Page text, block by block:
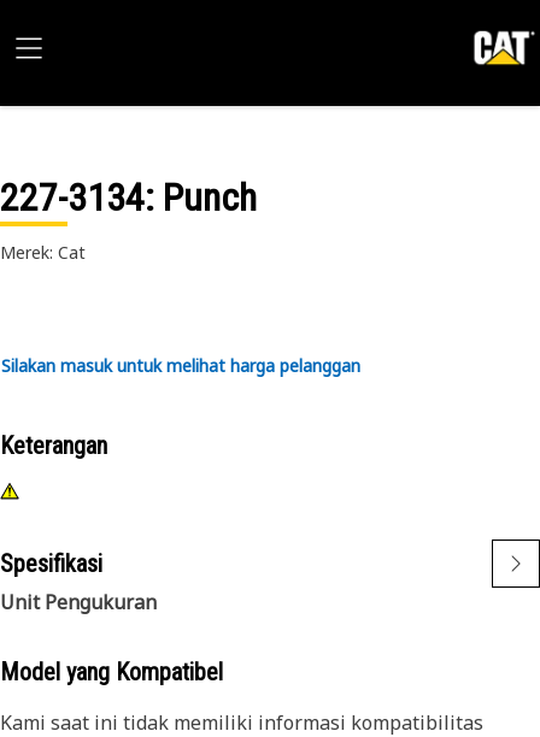
227-3134: Punch
Merek: Cat
Silakan masuk untuk melihat harga pelanggan
Keterangan
Spesifikasi
Unit Pengukuran
Model yang Kompatibel
Kami saat ini tidak memiliki informasi kompatibilitas